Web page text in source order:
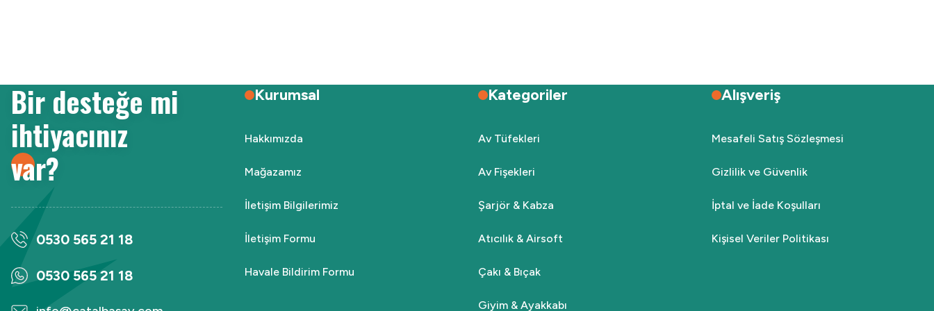
Bu ürüne benzer farklı alternatifler olmalı.
Bir desteğe mi
ihtiyacınız
var?
0530 565 21 18
0530 565 21 18
Kurumsal
Hakkımızda
Mağazamız
İletişim Bilgilerimiz
İletişim Formu
Havale Bildirim Formu
Kategoriler
Av Tüfekleri
Av Fişekleri
Şarjör & Kabza
Atıcılık & Airsoft
Çakı & Bıçak
Giyim & Ayakkabı
Alışveriş
Mesafeli Satış Sözleşmesi
Gizlilik ve Güvenlik
İptal ve İade Koşulları
Kişisel Veriler Politikası